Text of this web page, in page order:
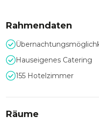
Rahmendaten
Hauseigenes Catering
155 Hotelzimmer
Räume